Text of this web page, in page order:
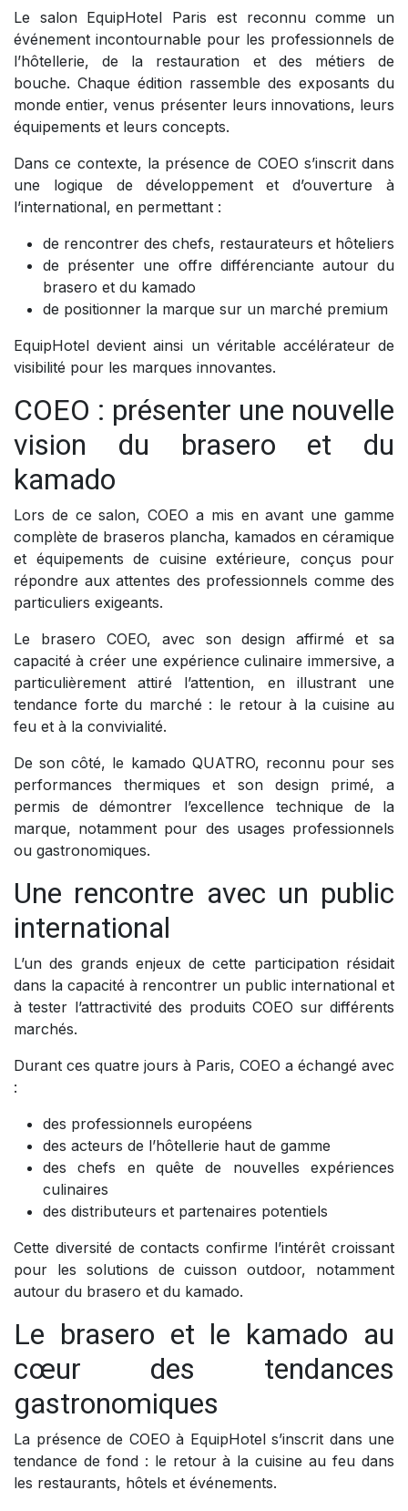
Le salon EquipHotel Paris est reconnu comme un
événement incontournable pour les professionnels de
l’hôtellerie, de la restauration et des métiers de
bouche. Chaque édition rassemble des exposants du
monde entier, venus présenter leurs innovations, leurs
équipements et leurs concepts.
Dans ce contexte, la présence de COEO s’inscrit dans
une logique de développement et d’ouverture à
l’international, en permettant :
de rencontrer des chefs, restaurateurs et hôteliers
de présenter une offre différenciante autour du
brasero et du kamado
de positionner la marque sur un marché premium
EquipHotel devient ainsi un véritable accélérateur de
visibilité pour les marques innovantes.
COEO : présenter une nouvelle
vision du brasero et du
kamado
Lors de ce salon, COEO a mis en avant une gamme
complète de braseros plancha, kamados en céramique
et équipements de cuisine extérieure, conçus pour
répondre aux attentes des professionnels comme des
particuliers exigeants.
Le brasero COEO, avec son design affirmé et sa
capacité à créer une expérience culinaire immersive, a
particulièrement attiré l’attention, en illustrant une
tendance forte du marché : le retour à la cuisine au
feu et à la convivialité.
De son côté, le kamado QUATRO, reconnu pour ses
performances thermiques et son design primé, a
permis de démontrer l’excellence technique de la
marque, notamment pour des usages professionnels
ou gastronomiques.
Une rencontre avec un public
international
L’un des grands enjeux de cette participation résidait
dans la capacité à rencontrer un public international et
à tester l’attractivité des produits COEO sur différents
marchés.
Durant ces quatre jours à Paris, COEO a échangé avec
:
des professionnels européens
des acteurs de l’hôtellerie haut de gamme
des chefs en quête de nouvelles expériences
culinaires
des distributeurs et partenaires potentiels
Cette diversité de contacts confirme l’intérêt croissant
pour les solutions de cuisson outdoor, notamment
autour du brasero et du kamado.
Le brasero et le kamado au
cœur des tendances
gastronomiques
La présence de COEO à EquipHotel s’inscrit dans une
tendance de fond : le retour à la cuisine au feu dans
les restaurants, hôtels et événements.